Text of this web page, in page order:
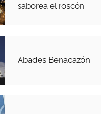
saborea el roscón
Abades Benacazón